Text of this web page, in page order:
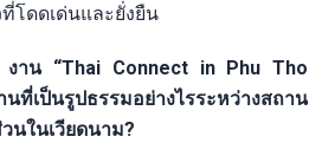
โดดเด่นและยั่งยืน
งาน “Thai Connect in Phu Tho
เป็นรูปธรรมอย่างไรระหว่างสถาน
นในเวียดนาม?